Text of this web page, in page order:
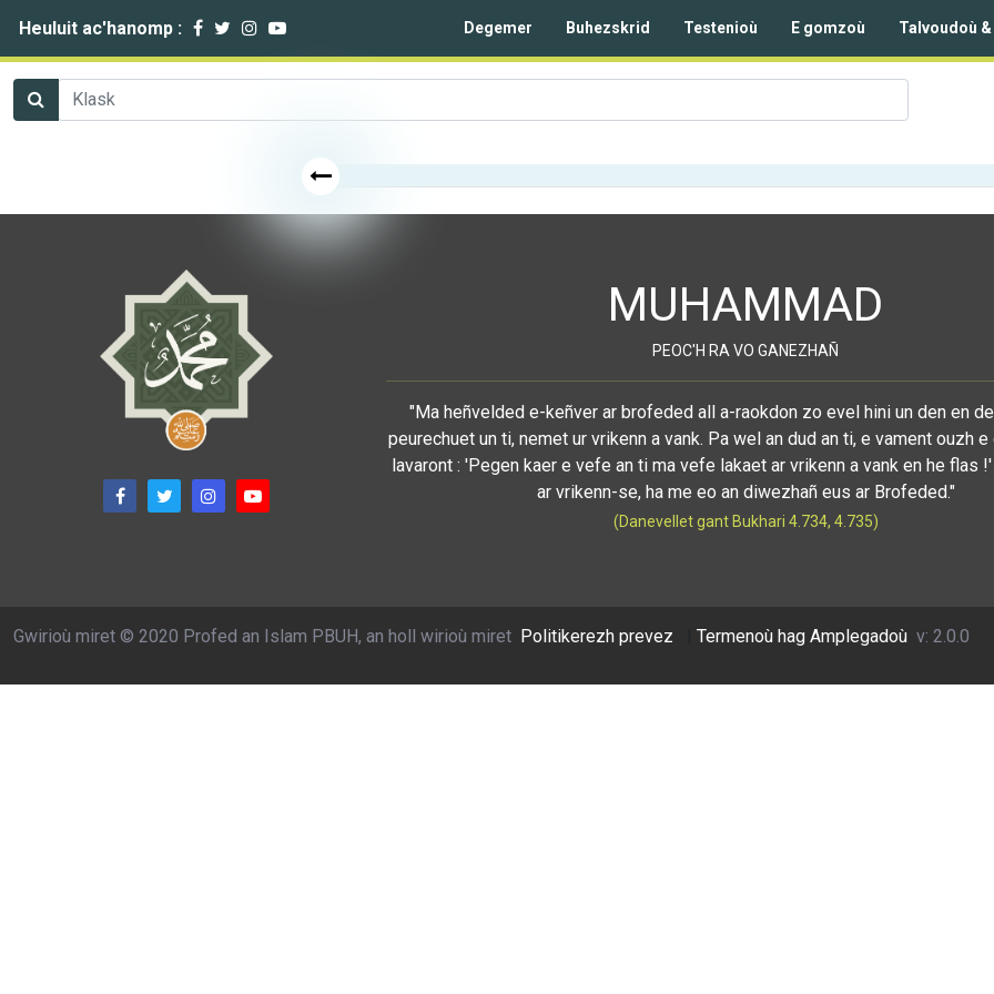
Heuluit ac'hanomp : Degemer Buhezskrid Testenioù E gomzoù Talvoudoù
MUHAMMAD
PEOC'H RA VO GANEZHAÑ
"Ma heñvelded e-keñver ar brofeded all a-raokdon zo evel hini un den en
peurechuet un ti, nemet ur vrikenn a vank. Pa wel an dud an ti, e vament ouzh
lavaront : 'Pegen kaer e vefe an ti ma vefe lakaet ar vrikenn a vank en he flas
ar vrikenn-se, ha me eo an diwezhañ eus ar Brofeded."
(Danevellet gant Bukhari 4.734, 4.735)
Gwirioù miret © 2020 Profed an Islam PBUH, an holl wirioù miret Politikerezh prevez Termenoù hag Amplegadoù v: 2.0.0